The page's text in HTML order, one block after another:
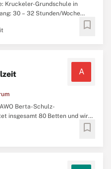
Kruckeler-Grundschule in
30 – 32 Stunden/Woche
nach Absprache Urlaub: 30
Referenz:
bookmark
A
Berta-Schulz-
insgesamt 80 Betten und wird
soziales Netz in unserer
bookmark